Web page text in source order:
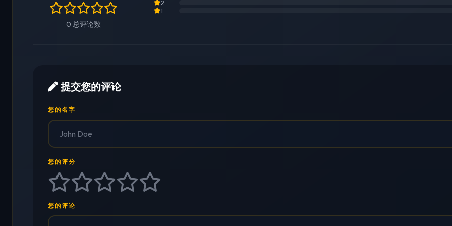
0 总评论数
2
1
提交您的评论
您的名字
您的评分
您的评论